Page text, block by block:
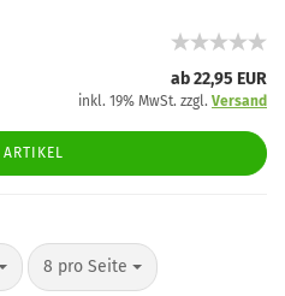
ab 22,95 EUR
inkl. 19% MwSt. zzgl. Versand
8 pro Seite
pro Seite